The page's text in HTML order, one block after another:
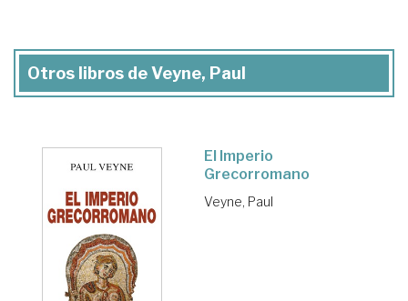
Otros libros de Veyne, Paul
El Imperio
Grecorromano
Veyne, Paul